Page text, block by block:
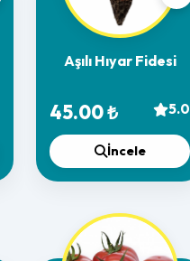
Aşılı Hıyar Fidesi
45.00 ₺ 5.0
İncele